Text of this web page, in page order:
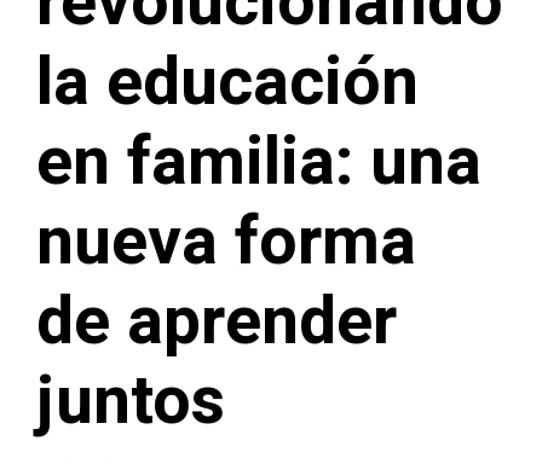
la educación
en familia: una
nueva forma
de aprender
juntos